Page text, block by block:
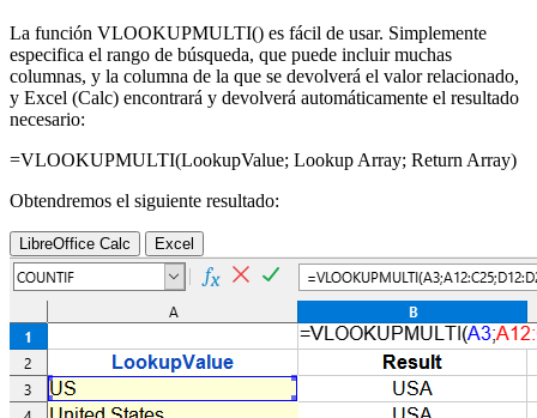
La función VLOOKUPMULTI() es fácil de usar. Simplemente
especifica el rango de búsqueda, que puede incluir muchas
columnas, y la columna de la que se devolverá el valor relacionado,
y Excel (Calc) encontrará y devolverá automáticamente el resultado
necesario:
=VLOOKUPMULTI(LookupValue; Lookup Array; Return Array)
Obtendremos el siguiente resultado:
LibreOffice Calc Excel